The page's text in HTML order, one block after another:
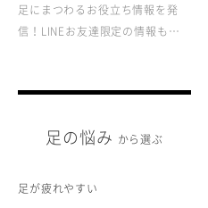
足にまつわるお役立ち情報を発
信！LINEお友達限定の情報も…
足の悩み から選ぶ
足が疲れやすい